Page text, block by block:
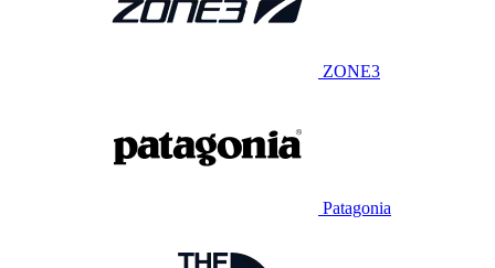
ZONE3
Patagonia